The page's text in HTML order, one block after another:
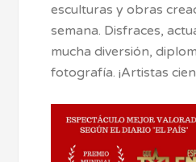
esculturas y obras
semana. Disfraces,
mucha diversión,
fotografía. ¡Artistas